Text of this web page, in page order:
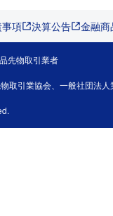
項 決算公告 金融
先物取引業者
取引業協会、一般社団法